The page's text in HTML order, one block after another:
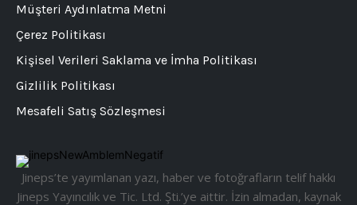
Jineps’te yayımlanan yazı, haber ve fotoğrafların telif hakkı
Jineps Yayıncılık ve Tic. Ltd. Şti.’ye aittir. İzin almadan, kaynak
Müşteri Aydınlatma Metni
Çerez Politikası
Kişisel Verileri Saklama ve İmha Politikası
Gizlilik Politikası
Mesafeli Satış Sözleşmesi